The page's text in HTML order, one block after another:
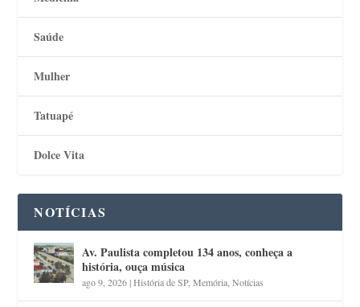
Saúde
Mulher
Tatuapé
Dolce Vita
NOTÍCIAS
Av. Paulista completou 134 anos, conheça a
história, ouça música
ago 9, 2026|História de SP,Memória ,Notícias